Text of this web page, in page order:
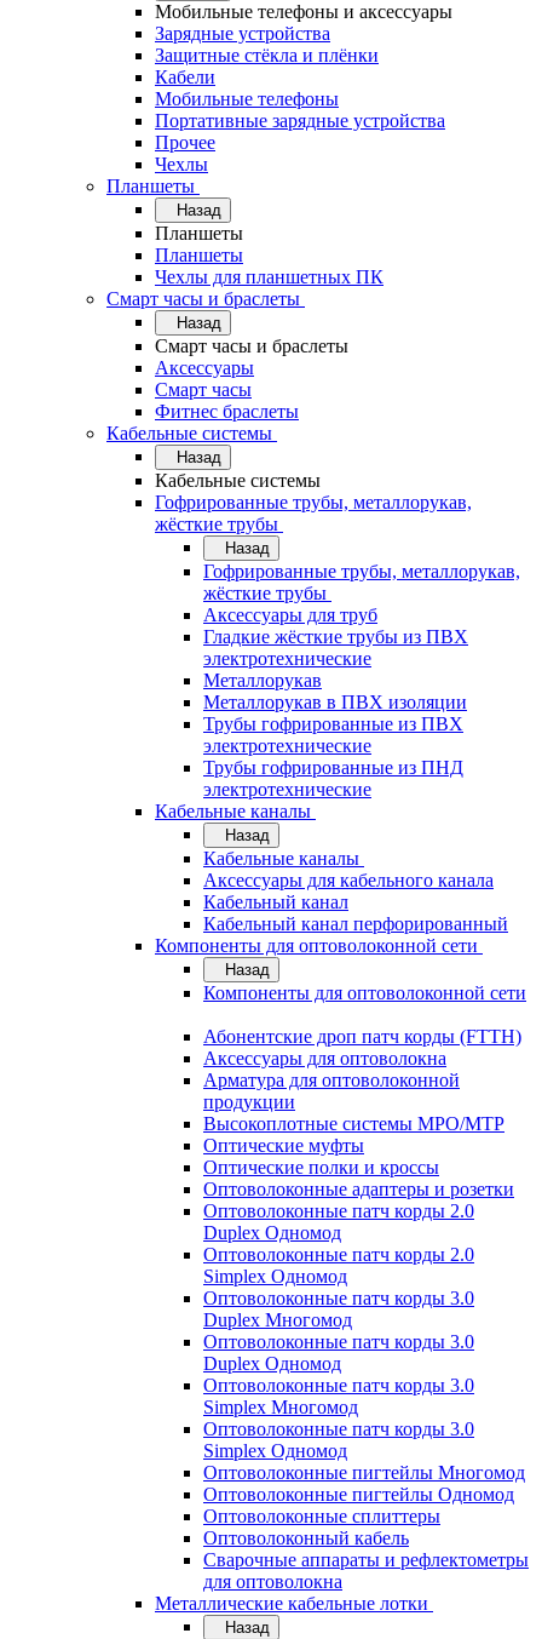
Мобильные телефоны и аксессуары
Зарядные устройства
Защитные стёкла и плёнки
Кабели
Мобильные телефоны
Портативные зарядные устройства
Прочее
Чехлы
Планшеты
Назад
Планшеты
Планшеты
Чехлы для планшетных ПК
Смарт часы и браслеты
Назад
Смарт часы и браслеты
Аксессуары
Смарт часы
Фитнес браслеты
Кабельные системы
Назад
Кабельные системы
Гофрированные трубы, металлорукав,
жёсткие трубы
Назад
Гофрированные трубы, металлорукав,
жёсткие трубы
Аксессуары для труб
Гладкие жёсткие трубы из ПВХ
электротехнические
Металлорукав
Металлорукав в ПВХ изоляции
Трубы гофрированные из ПВХ
электротехнические
Трубы гофрированные из ПНД
электротехнические
Кабельные каналы
Назад
Кабельные каналы
Аксессуары для кабельного канала
Кабельный канал
Кабельный канал перфорированный
Компоненты для оптоволоконной сети
Назад
Компоненты для оптоволоконной сети
Абонентские дроп патч корды (FTTH)
Аксессуары для оптоволокна
Арматура для оптоволоконной
продукции
Высокоплотные системы MPO/MTP
Оптические муфты
Оптические полки и кроссы
Оптоволоконные адаптеры и розетки
Оптоволоконные патч корды 2.0
Duplex Одномод
Оптоволоконные патч корды 2.0
Simplex Одномод
Оптоволоконные патч корды 3.0
Duplex Многомод
Оптоволоконные патч корды 3.0
Duplex Одномод
Оптоволоконные патч корды 3.0
Simplex Многомод
Оптоволоконные патч корды 3.0
Simplex Одномод
Оптоволоконные пигтейлы Многомод
Оптоволоконные пигтейлы Одномод
Оптоволоконные сплиттеры
Оптоволоконный кабель
Сварочные аппараты и рефлектометры
для оптоволокна
Металлические кабельные лотки
Назад